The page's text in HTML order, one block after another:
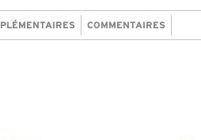
COMMENTAIRES